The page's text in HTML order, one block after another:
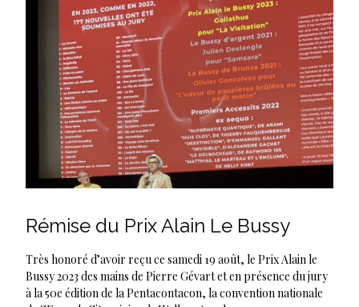
Rémise du Prix Alain Le Bussy
Très honoré d’avoir reçu ce samedi 19 août, le Prix Alain le
Bussy 2023 des mains de Pierre Gévart et en présence du jury
à la 50e édition de la Pentacontacon, la convention nationale